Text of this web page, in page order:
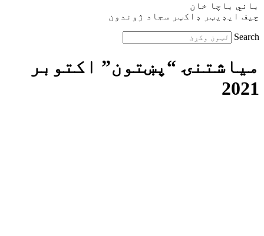
باني باچا خان
چيف ايډيټر ډاکټر سجاد ژوندون
Search
مياشتنۍ “پښتون” اکتوبر
2021